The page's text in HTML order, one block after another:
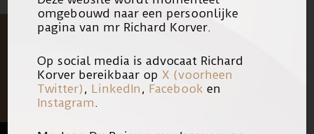
omgebouwd naar een persoonlijke
pagina van mr Richard Korver.
Op social media is advocaat Richard
Korver bereikbaar op X (voorheen
Twitter) , LinkedIn , Facebook en
Instagram .